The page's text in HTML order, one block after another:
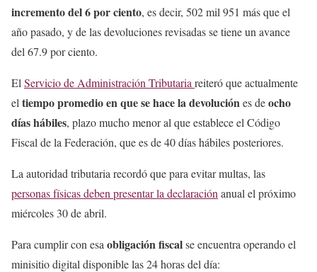
incremento del 6 por ciento, es decir, 502 mil 951 más que el
año pasado, y de las devoluciones revisadas se tiene un avance
del 67.9 por ciento.
El Servicio de Administración Tributaria reiteró que actualmente
el tiempo promedio en que se hace la devoluciónes deocho
días hábiles, plazo mucho menor al que establece el Código
Fiscal de la Federación, que es de 40 días hábiles posteriores.
La autoridad tributaria recordó que para evitar multas, las
personas físicas deben presentar la declaración anual el próximo
miércoles 30 de abril.
Para cumplir con esa obligación fiscalse encuentra operando el
minisitio digital disponible las 24 horas del día: